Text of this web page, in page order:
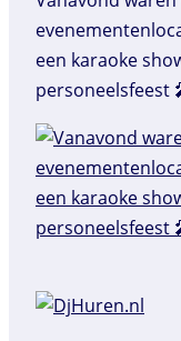
een karaoke
personeelsfeest